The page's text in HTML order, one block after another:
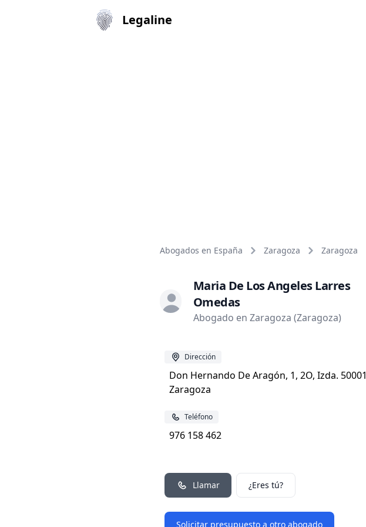
Legaline
Abogados en España Zaragoza Zaragoza
Maria De Los Angeles Larres
Omedas
Abogado en Zaragoza (Zaragoza)
Dirección
Don Hernando De Aragón, 1, 2O, Izda. 50001
Zaragoza
Teléfono
976 158 462
Llamar ¿Eres tú?
Solicitar presupuesto a otro abogado